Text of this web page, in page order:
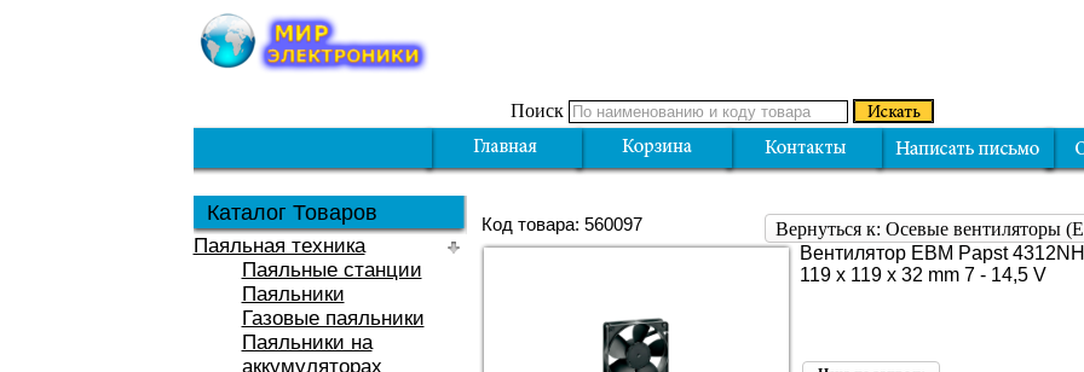
Поиск
Каталог Товаров
Паяльная техника
Паяльные станции
Паяльники
Газовые паяльники
Паяльники на
аккумуляторах
Вернуться к: Осевые вентиляторы
Код товара: 560097
Вентилятор EBM Papst
119 x 119 x 32 mm 7 - 14,5 V